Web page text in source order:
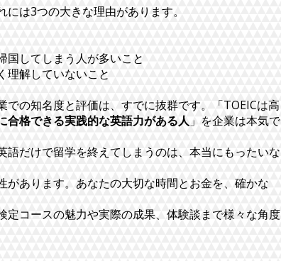
は3つの大きな理由があります。
国してしまう人が多いこと
理解していないこと
の知名度と評価は、すでに抜群です。「TOEICは高
合格できる実践的な英語力がある人 」を企業は本気で
だけで留学を終えてしまうのは、本当にもったいな
あります。あなたの大切な時間とお金を、確かな
コースの魅力や実際の成果、体験談まで様々な角度